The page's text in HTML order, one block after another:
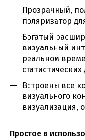
Прозрачный,
поляризатор
Богатый
визуальный
реальном
Встроены все
визуального
визуализация,
Простое в